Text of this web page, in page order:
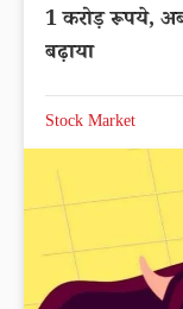
1 करोड़ रूपये, अब
बढ़ाया
Stock Market